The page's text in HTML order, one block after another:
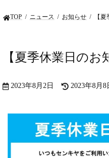
TOP ニュース お知らせ 【
【夏季休業日のお
2023年8月2日 2023年8月8